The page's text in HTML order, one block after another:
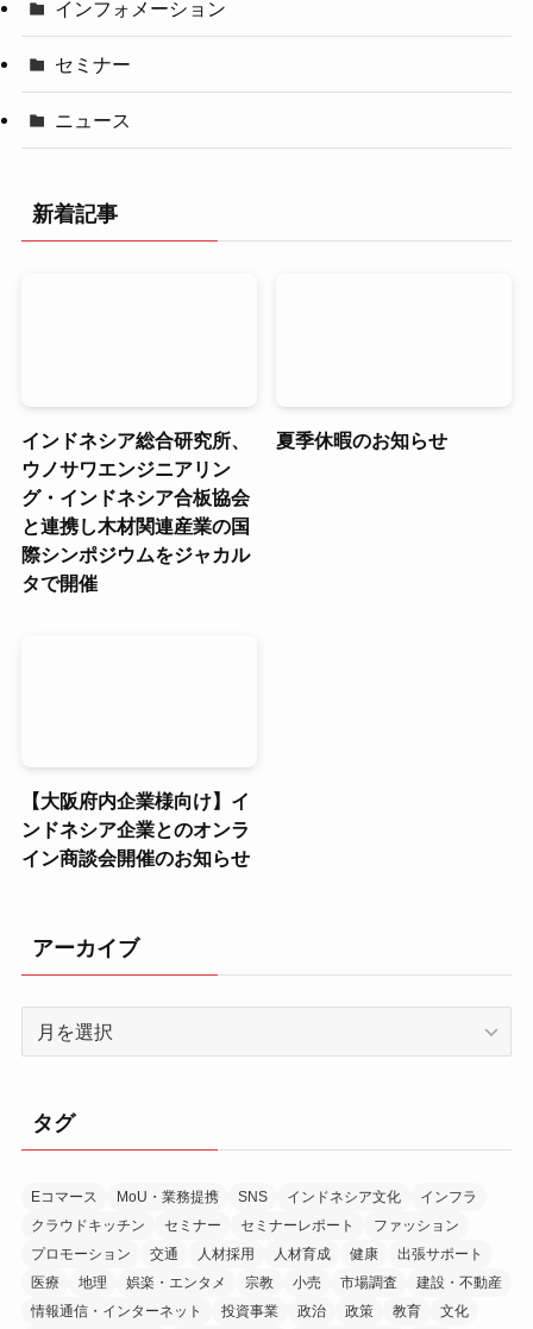
インフォメーション
セミナー
ニュース
新着記事
インドネシア総合研究所、
ウノサワエンジニアリン
グ・インドネシア合板協会
と連携し木材関連産業の国
際シンポジウムをジャカル
タで開催
夏季休暇のお知らせ
【大阪府内企業様向け】イ
ンドネシア企業とのオンラ
イン商談会開催のお知らせ
アーカイブ
ブ
タグ
Eコマース MoU・業務提携 SNS インドネシア文化
インフラ
クラウドキッチン
セミナー セミナーレポート
ファッション
プロモーション
交通 人材採用 人材育成 健康
出張サポート
医療
地理 娯楽・エンタメ 宗教 小売 市場調査
建設・不動産
情報通信・インターネット
投資事業 政治 政策 教育
文化